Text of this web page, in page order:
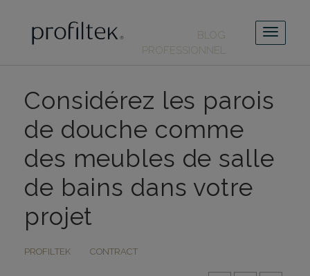
BLOG
PROFESSIONNEL
Considérez les parois
de douche comme
des meubles de salle
de bains dans votre
projet
PROFILTEK CONTRACT